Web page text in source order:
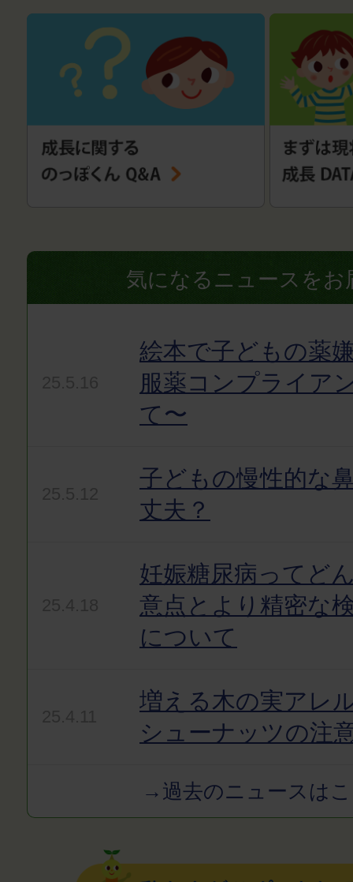
気になるニュースをお
絵本で子どもの薬
服薬コンプライア
て〜
子どもの慢性的な
丈夫？
妊娠糖尿病ってど
意点とより精密な
について
増える木の実アレ
シューナッツの注
→過去のニュースは